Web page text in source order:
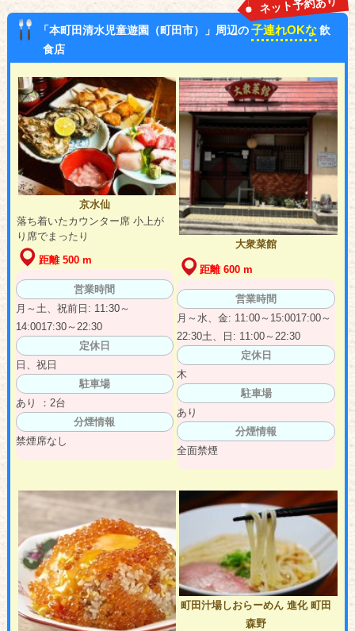
「本町田清水児童遊園（町田市）」周辺の子連れOKな 飲
食店
京水仙
落ち着いたカウンター席 小上が
り席でまったり
距離 500 m
営業時間
月～土、祝前日: 11:30～
14:0017:30～22:30
定休日
日、祝日
駐車場
あり ：2台
分煙情報
禁煙席なし
大衆菜館
距離 600 m
営業時間
月～水、金: 11:00～15:0017:00～
22:30土、日: 11:00～22:30
定休日
木
駐車場
あり
分煙情報
全面禁煙
町田汁場しおらーめん 進化 町田
森野